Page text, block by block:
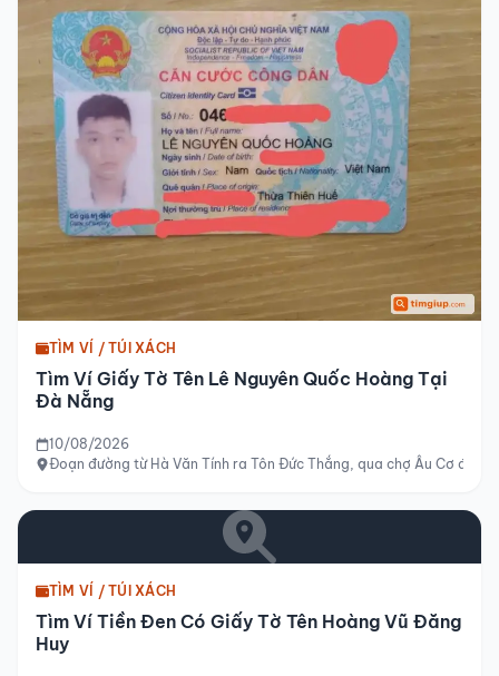
TÌM VÍ / TÚI XÁCH
Tìm Ví Giấy Tờ Tên Lê Nguyên Quốc Hoàng Tại
Đà Nẵng
10/08/2026
Đoạn đường từ Hà Văn Tính ra Tôn Đức Thắng, qua chợ Âu Cơ đến
TÌM VÍ / TÚI XÁCH
Tìm Ví Tiền Đen Có Giấy Tờ Tên Hoàng Vũ Đăng
Huy